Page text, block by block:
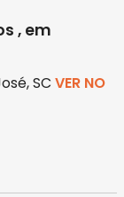
, em
SC VER NO